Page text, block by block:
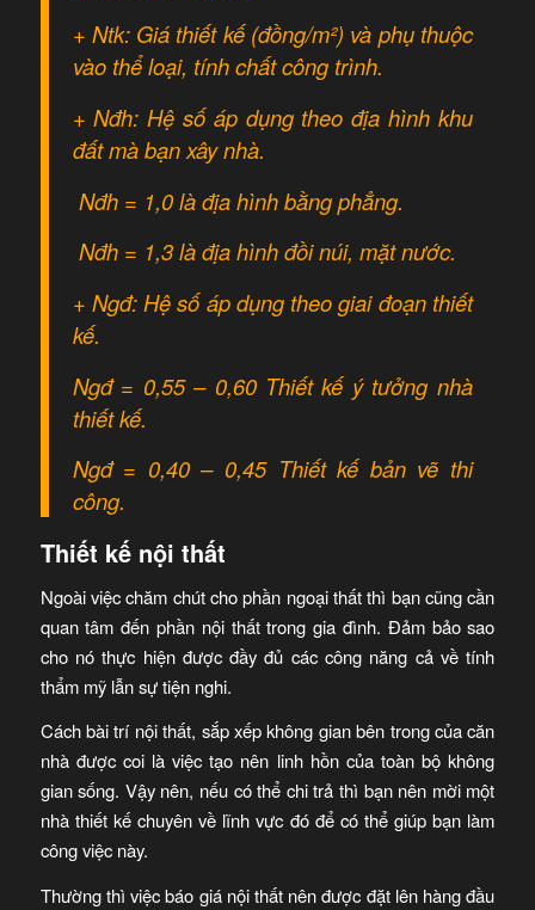
+ Ntk: Giá thiết kế (đồng/m²) và phụ thuộc
vào thể loại, tính chất công trình.
+ Nđh: Hệ số áp dụng theo địa hình khu
đất mà bạn xây nhà.
Nđh = 1,0 là địa hình bằng phẳng.
Nđh = 1,3 là địa hình đồi núi, mặt nước.
+ Ngđ: Hệ số áp dụng theo giai đoạn thiết
kế.
Ngđ = 0,55 – 0,60 Thiết kế ý tưởng nhà
thiết kế.
Ngđ = 0,40 – 0,45 Thiết kế bản vẽ thi
công.
Thiết kế nội thất
Ngoài việc chăm chút cho phần ngoại thất thì bạn cũng cần
quan tâm đến phần nội thất trong gia đình. Đảm bảo sao
cho nó thực hiện được đầy đủ các công năng cả về tính
thẩm mỹ lẫn sự tiện nghi.
Cách bài trí nội thất, sắp xếp không gian bên trong của căn
nhà được coi là việc tạo nên linh hồn của toàn bộ không
gian sống. Vậy nên, nếu có thể chi trả thì bạn nên mời một
nhà thiết kế chuyên về lĩnh vực đó để có thể giúp bạn làm
công việc này.
Thường thì việc báo giá nội thất nên được đặt lên hàng đầu